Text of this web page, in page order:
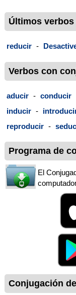
Últimos
reducir -
Verbos con
aducir - conducir
inducir -
reproducir -
Programa de
El
Conjugación